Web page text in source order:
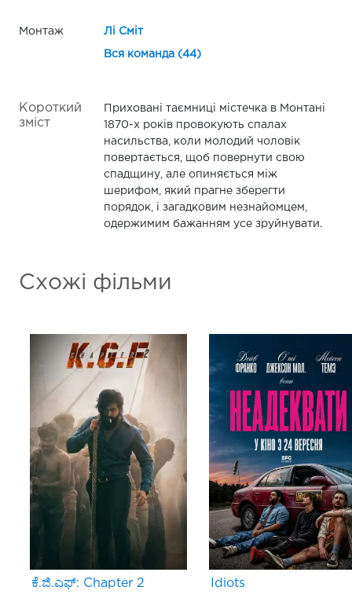
Монтаж Лі Сміт
Вся команда (44)
Короткий
зміст
Приховані таємниці містечка в Монтані
1870-х років провокують спалах
насильства, коли молодий чоловік
повертається, щоб повернути свою
спадщину, але опиняється між
шерифом, який прагне зберегти
порядок, і загадковим незнайомцем,
одержимим бажанням усе зруйнувати.
Схожі фільми
ಕೆ.ಜಿ.ಎಫ್: Chapter 2 Idiots